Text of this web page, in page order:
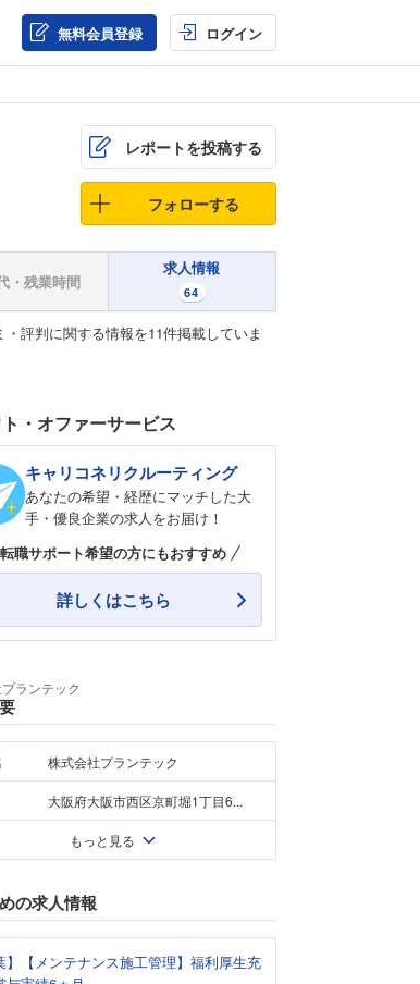
無料会員登録 ログイン
レポートを投稿する
フォローする
・残業時間
求人情報
64
評判に関する情報を11件掲載していま
・オファーサービス
キャリコネリクルーティング
あなたの希望・経歴にマッチした大
手・優良企業の求人をお届け！
転職サポート希望の方にもおすすめ
詳しくはこちら
ランテック
株式会社プランテック
大阪府大阪市西区京町堀1丁目6...
もっと見る
の求人情報
】【メンテナンス施工管理】福利厚生充